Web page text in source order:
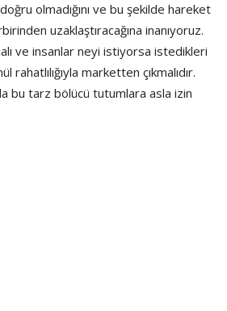
olmadığını ve bu şekilde hareket
uzaklaştıracağına inanıyoruz.
ve insanlar neyi istiyorsa istedikleri
rahatlılığıyla marketten çıkmalıdır.
bu tarz bölücü tutumlara asla izin